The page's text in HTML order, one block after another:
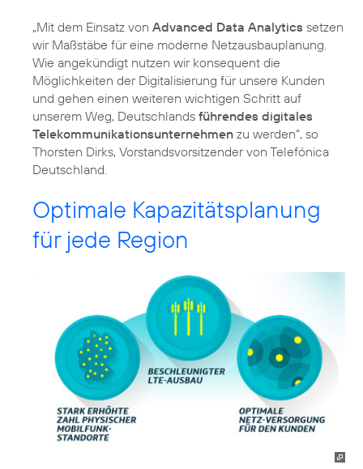
„Mit dem Einsatz von Advanced Data Analytics setzen
wir Maßstäbe für eine moderne Netzausbauplanung.
Wie angekündigt nutzen wir konsequent die
Möglichkeiten der Digitalisierung für unsere Kunden
und gehen einen weiteren wichtigen Schritt auf
unserem Weg, Deutschlands führendes digitales
Telekommunikationsunternehmen zu werden“, so
Thorsten Dirks, Vorstandsvorsitzender von Telefónica
Deutschland.
Optimale Kapazitätsplanung
für jede Region